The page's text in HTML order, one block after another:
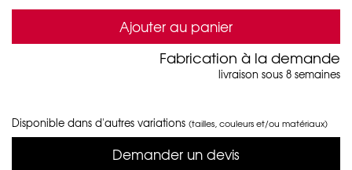
Ajouter au panier
Fabrication à la demande
livraison sous 8 semaines
Disponible dans d'autres variations (tailles, couleurs et/ou matériaux)
Demander un devis